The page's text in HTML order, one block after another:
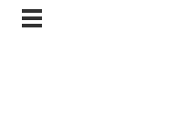
tente de festivité